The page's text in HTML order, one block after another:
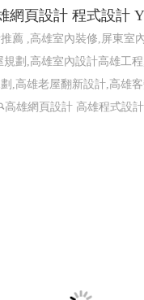
網頁設計 程式設計
薦 ,高雄室內裝修,屏東室
規劃,高雄室內設計高雄工
,高雄老屋翻新設計,高雄
高雄網頁設計 高雄程式設計